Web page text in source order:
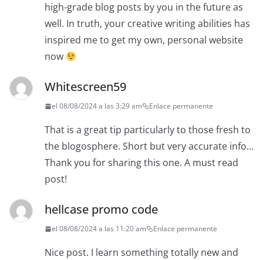
high-grade blog posts by you in the future as
well. In truth, your creative writing abilities has
inspired me to get my own, personal website
now
Whitescreen59
el 08/08/2024 a las 3:29 am Enlace permanente
That is a great tip particularly to those fresh to
the blogosphere. Short but very accurate info…
Thank you for sharing this one. A must read
post!
hellcase promo code
el 08/08/2024 a las 11:20 am Enlace permanente
Nice post. I learn something totally new and